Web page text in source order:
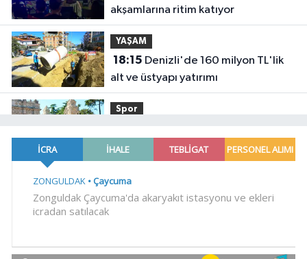
akşamlarına ritim katıyor
YAŞAM
18:15
alt ve üstyapı yatırımı
Spor
İstanbul'da
17:45Ayvalık'ta üretici ve el emeği